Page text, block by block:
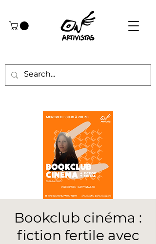
Bookclub cinéma :
fiction fertile avec